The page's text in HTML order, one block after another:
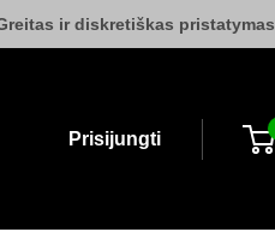
ir diskretiškas pristatymas
Prisijungti